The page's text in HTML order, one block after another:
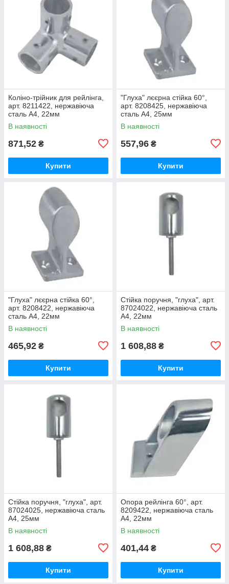
Коліно-трійник для рейлінга,
арт. 8211422, нержавіюча
сталь А4, 22мм
В наявності
871,52 ₴
Купити
"Глуха" лєєрна стійка 60°,
арт. 8208425, нержавіюча
сталь А4, 25мм
В наявності
557,96 ₴
Купити
"Глуха" лєєрна стійка 60°,
арт. 8208422, нержавіюча
сталь А4, 22мм
В наявності
465,92 ₴
Купити
Стійка поручня, "глуха", арт.
87024022, нержавіюча сталь
А4, 22мм
В наявності
1 608,88 ₴
Купити
Стійка поручня, "глуха", арт.
87024025, нержавіюча сталь
А4, 25мм
В наявності
1 608,88 ₴
Купити
Опора рейлінга 60°, арт.
8209422, нержавіюча сталь
А4, 22мм
В наявності
401,44 ₴
Купити